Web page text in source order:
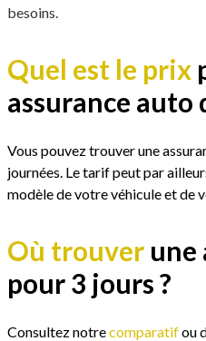
besoins.
Quel est le prix
assurance auto
Vous pouvez trouver une
journées. Le tarif peut par
modèle de votre véhicule et de
Où trouver une
pour3 jours ?
Consultez notrecomparatifou